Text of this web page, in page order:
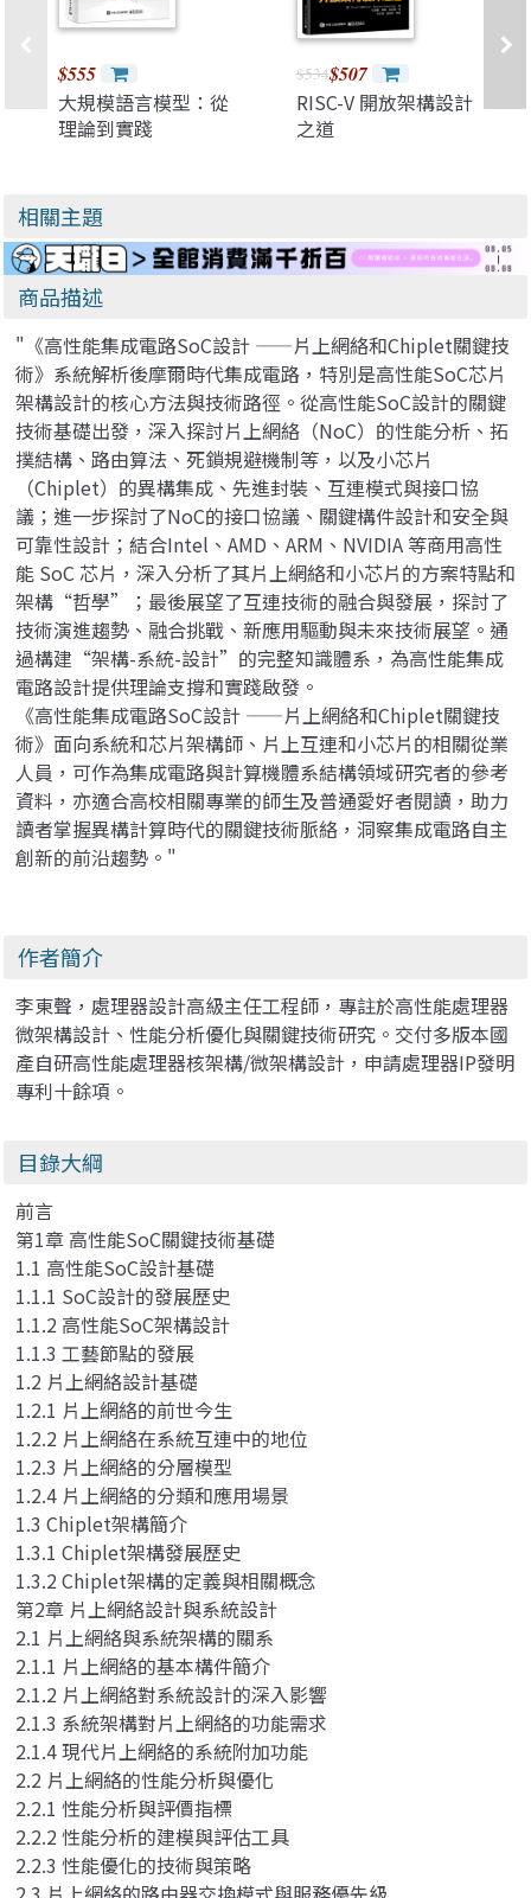
$555
大規模語言模型：從
理論到實踐
$534$507
RISC-V 開放架構設計
之道
相關主題
商品描述
"《高性能集成電路SoC設計 ——片上網絡和Chiplet關鍵技
術》系統解析後摩爾時代集成電路，特別是高性能SoC芯片
架構設計的核心方法與技術路徑。從高性能SoC設計的關鍵
技術基礎出發，深入探討片上網絡（NoC）的性能分析、拓
撲結構、路由算法、死鎖規避機制等，以及小芯片
（Chiplet）的異構集成、先進封裝、互連模式與接口協
議；進一步探討了NoC的接口協議、關鍵構件設計和安全與
可靠性設計；結合Intel、AMD、ARM、NVIDIA 等商用高性
能 SoC 芯片，深入分析了其片上網絡和小芯片的方案特點和
架構“哲學”；最後展望了互連技術的融合與發展，探討了
技術演進趨勢、融合挑戰、新應用驅動與未來技術展望。通
過構建“架構-系統-設計”的完整知識體系，為高性能集成
電路設計提供理論支撐和實踐啟發。
《高性能集成電路SoC設計 ——片上網絡和Chiplet關鍵技
術》面向系統和芯片架構師、片上互連和小芯片的相關從業
人員，可作為集成電路與計算機體系結構領域研究者的參考
資料，亦適合高校相關專業的師生及普通愛好者閱讀，助力
讀者掌握異構計算時代的關鍵技術脈絡，洞察集成電路自主
創新的前沿趨勢。"
作者簡介
李東聲，處理器設計高級主任工程師，專註於高性能處理器
微架構設計、性能分析優化與關鍵技術研究。交付多版本國
產自研高性能處理器核架構/微架構設計，申請處理器IP發明
專利十餘項。
目錄大綱
前言
第1章 高性能SoC關鍵技術基礎
1.1 高性能SoC設計基礎
1.1.1 SoC設計的發展歷史
1.1.2 高性能SoC架構設計
1.1.3 工藝節點的發展
1.2 片上網絡設計基礎
1.2.1 片上網絡的前世今生
1.2.2 片上網絡在系統互連中的地位
1.2.3 片上網絡的分層模型
1.2.4 片上網絡的分類和應用場景
1.3 Chiplet架構簡介
1.3.1 Chiplet架構發展歷史
1.3.2 Chiplet架構的定義與相關概念
第2章 片上網絡設計與系統設計
2.1 片上網絡與系統架構的關系
2.1.1 片上網絡的基本構件簡介
2.1.2 片上網絡對系統設計的深入影響
2.1.3 系統架構對片上網絡的功能需求
2.1.4 現代片上網絡的系統附加功能
2.2 片上網絡的性能分析與優化
2.2.1 性能分析與評價指標
2.2.2 性能分析的建模與評估工具
2.2.3 性能優化的技術與策略